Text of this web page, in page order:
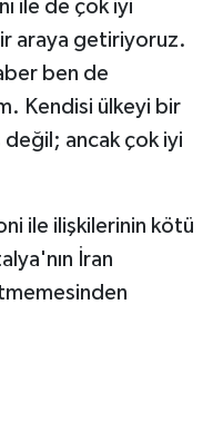
ile de çok iyi
araya getiriyoruz.
ben de
Kendisi ülkeyi bir
ancak çok iyi
ile ilişkilerinin kötü
İran